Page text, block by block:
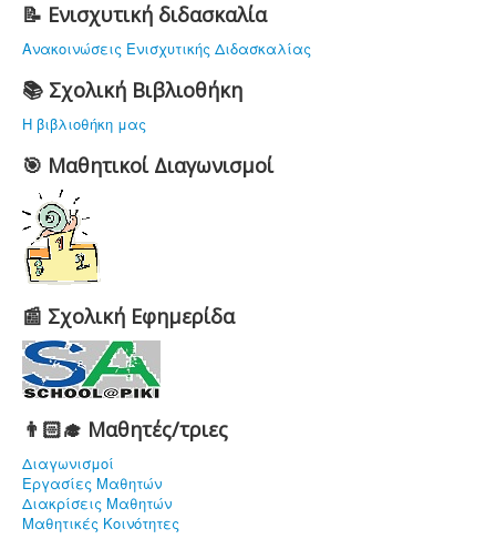
📝 Ενισχυτική διδασκαλία
Ανακοινώσεις Ενισχυτικής Διδασκαλίας
📚 Σχολική Βιβλιοθήκη
Η βιβλιοθήκη μας
🎯 Μαθητικοί Διαγωνισμοί
📰 Σχολική Εφημερίδα
👨🏻‍🎓 Μαθητές/τριες
Διαγωνισμοί
Εργασίες Μαθητών
Διακρίσεις Μαθητών
Μαθητικές Κοινότητες